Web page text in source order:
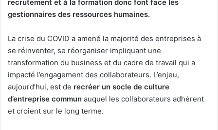
recrutement et à la formation donc font face les
gestionnaires des ressources humaines.
La crise du COVID a amené la majorité des entreprises à
se réinventer, se réorganiser impliquant une
transformation du business et du cadre de travail qui a
impacté l’engagement des collaborateurs. L’enjeu,
aujourd’hui, est de recréer un socle de culture
d’entreprise commun auquel les collaborateurs adhèrent
et croient sur le long terme.